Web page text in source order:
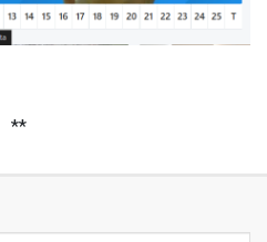
**